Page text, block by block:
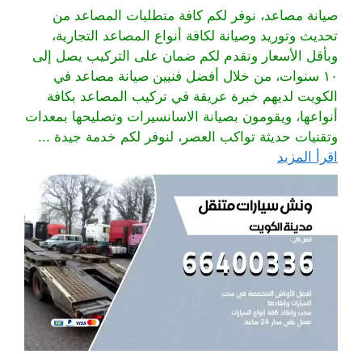
صيانة مصاعد، نوفر لكم كافة متطلبات المصاعد من
تحديث وتوريد وصيانة لكافة أنواع المصاعد التجارية،
وبأقل الأسعار ونقدم لكم ضمان على التركيب يصل إلى
١٠ سنوات، من خلال أفضل فنيين صيانة مصاعد في
الكويت لديهم خبرة عريقة في تركيب المصاعد بكافة
أنواعها، ويقومون بصيانة الاسانسيرات وتصليحها بمعدات
وتقنيات حديثة تواكب العصر، لنوفر لكم خدمة جيدة ...
اقرأ المزيد